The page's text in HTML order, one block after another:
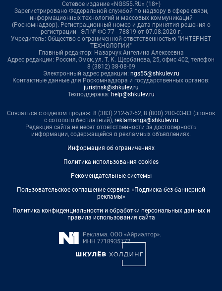
Сетевое издание «NGS55.RU» (18+)
Зарегистрировано Федеральной службой по надзору в сфере связи,
информационных технологий и массовых коммуникаций
(Роскомнадзор). Регистрационный номер и дата принятия решения о
регистрации - ЭЛ № ФС 77 - 78819 от 07.08.2020 г.
Учредитель: Общество с ограниченной ответственностью "ИНТЕРНЕТ
ТЕХНОЛОГИИ"
Главный редактор: Назарчук Ангелина Алексеевна
Адрес редакции: Россия, Омск, ул. Т. К. Щербанева, 25, офис 402, телефон
8 (3812) 38-08-69
Электронный адрес редакции: ngs55@shkulev.ru
Контактные данные для Роскомнадзора и государственных органов:
juristnsk@shkulev.ru
Техподдержка: help@shkulev.ru
Связаться с отделом продаж: 8 (383) 212-52-52, 8 (800) 200-03-83 (звонок
с сотового бесплатный), reklamangs@shkulev.ru
Редакция сайта не несет ответственности за достоверность
информации, содержащейся в рекламных объявлениях.
Информация об ограничениях
Политика использования cookies
Рекомендательные системы
Пользовательское соглашение сервиса «Подписка без баннерной
рекламы»
Политика конфиденциальности и обработки персональных данных и
правила использования сайта